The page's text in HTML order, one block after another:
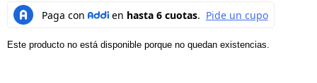
Este producto no está disponible porque no quedan existencias.